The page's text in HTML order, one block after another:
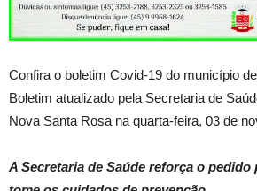
Confira o boletim Covid-19 do município
Boletim atualizado pela Secretaria de
Nova Santa Rosa na quarta-feira, 03 de
A Secretaria de Saúde reforça o pedido